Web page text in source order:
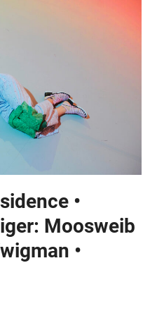
•
Moosweib
•